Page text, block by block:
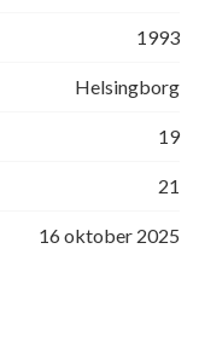
1993
Helsingborg
19
21
16 oktober 2025